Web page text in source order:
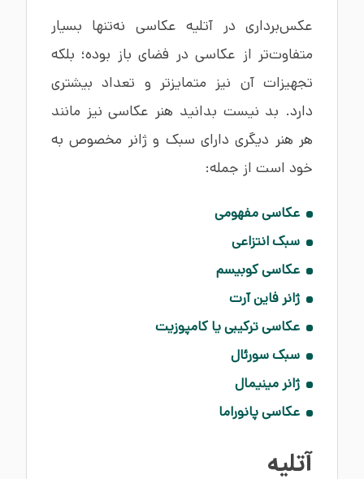
عکس‌برداری در آتلیه عکاسی نه‌تنها بسیار
متفاوت‌تر از عکاسی در فضای باز بوده؛ بلکه
تجهیزات آن نیز متمایزتر و تعداد بیشتری
دارد. بد نیست بدانید هنر عکاسی نیز مانند
هر هنر دیگری دارای سبک و ژانر مخصوص به
خود است از جمله:
عکاسی مفهومی
سبک انتزاعی
عکاسی کوبیسم
ژانر فاین آرت
عکاسی ترکیبی یا کامپوزیت
سبک سورئال
ژانر مینیمال
عکاسی پانوراما
آتلیه